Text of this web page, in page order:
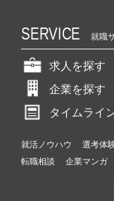
SERVICE 就職
求人を探す
企業を探す
タイムライ
就活ノウハウ 選考体
転職相談
企業マンガ